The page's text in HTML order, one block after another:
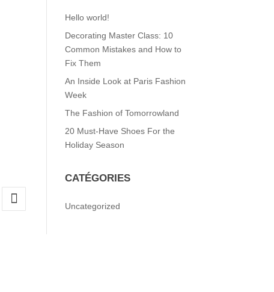
Hello world!
Decorating Master Class: 10
Common Mistakes and How to
Fix Them
An Inside Look at Paris Fashion
Week
The Fashion of Tomorrowland
20 Must-Have Shoes For the
Holiday Season
CATÉGORIES
Uncategorized